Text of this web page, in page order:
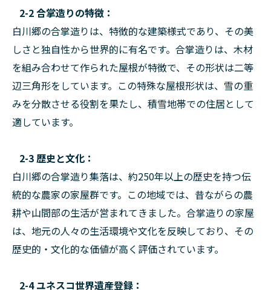
2-2 合掌造りの特徴：
白川郷の合掌造りは、特徴的な建築様式であり、その美
しさと独自性から世界的に有名です。合掌造りは、木材
を組み合わせて作られた屋根が特徴で、その形状は二等
辺三角形をしています。この特殊な屋根形状は、雪の重
みを分散させる役割を果たし、積雪地帯での住居として
適しています。
2-3 歴史と文化：
白川郷の合掌造り集落は、約250年以上の歴史を持つ伝
統的な農家の家屋群です。この地域では、昔ながらの農
耕や山間部の生活が営まれてきました。合掌造りの家屋
は、地元の人々の生活環境や文化を反映しており、その
歴史的・文化的な価値が高く評価されています。
2-4 ユネスコ世界遺産登録：